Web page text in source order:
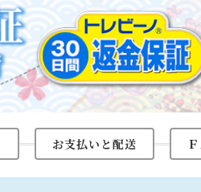
お支払いと配送